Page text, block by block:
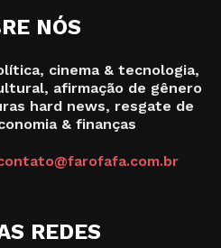
NÓS
cinema & tecnologia,
afirmação de gênero
hard news, resgate de
& finanças
REDES